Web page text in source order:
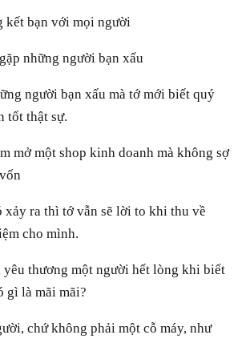
kết bạn với mọi người
những người bạn xấu
người bạn xấu mà tớ mới biết quý
tốt thật sự.
mở một shop kinh doanh mà không sợ
xảy ra thì tớ vẫn sẽ lời to khi thu về
cho mình.
yêu thương một người hết lòng khi biết
gì là mãi mãi?
chứ không phải một cỗ máy, như